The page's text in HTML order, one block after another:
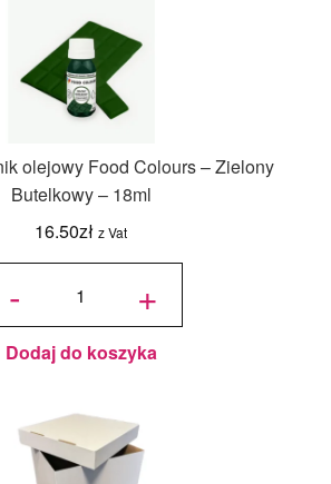
olejowy Food Colours – Zielony
Butelkowy – 18ml
16.50zł z Vat
-
ilość
olejowy
Food - +
Dodaj do koszyka